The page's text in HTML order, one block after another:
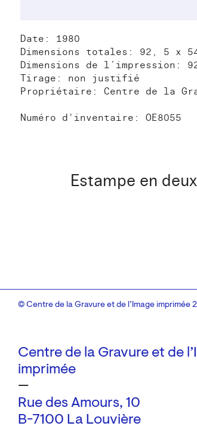
Date: 1980
Dimensions totales: 92, 5 x
Dimensions de l’impression:
Tirage: non justifié
Propriétaire: Centre de la
Numéro d'inventaire: OE8055
Estampe en
Centre de la Gravure et de
imprimée
—
Rue des Amours, 10
B-7100 La Louvière
© Centre de la Gravure et de l’Image imprimée